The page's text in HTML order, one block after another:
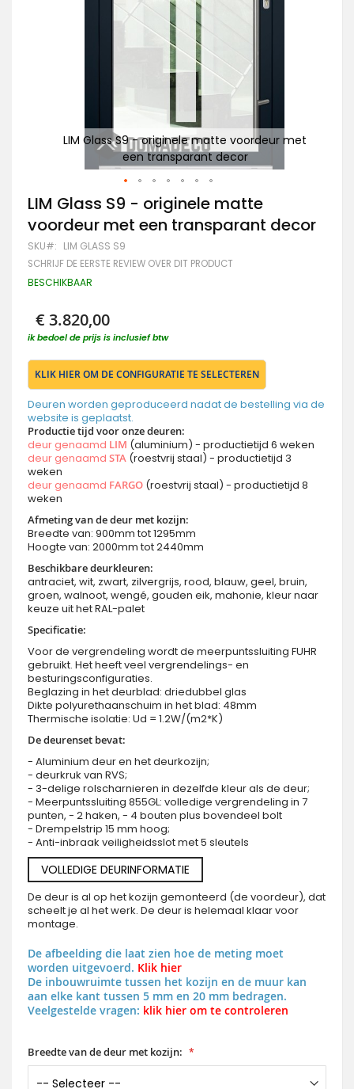
LIM Glass S9 - originele matte voordeur met
een transparant decor
Ga
naar
het
begin
van
de
afbeeldingen-
LIM Glass S9 - originele matte
voordeur met een transparant decor
SKU LIM GLASS S9
SCHRIJF DE EERSTE REVIEW OVER DIT PRODUCT
BESCHIKBAAR
€ 3.820,00
ik bedoel de prijs is inclusief btw
KLIK HIER OM DE CONFIGURATIE TE SELECTEREN
Deuren worden geproduceerd nadat de bestelling via de
website is geplaatst.
Productie tijd voor onze deuren:
deur genaamd LIM (aluminium) - productietijd 6 weken
deur genaamd STA (roestvrij staal) - productietijd 3
weken
deur genaamd FARGO (roestvrij staal) - productietijd 8
weken
Afmeting van de deur met kozijn:
Breedte van: 900mm tot 1295mm
Hoogte van: 2000mm tot 2440mm
Beschikbare deurkleuren:
antraciet, wit, zwart, zilvergrijs, rood, blauw, geel, bruin,
groen, walnoot, wengé, gouden eik, mahonie, kleur naar
keuze uit het RAL-palet
Specificatie:
Voor de vergrendeling wordt de meerpuntssluiting FUHR
gebruikt. Het heeft veel vergrendelings- en
besturingsconfiguraties.
Beglazing in het deurblad: driedubbel glas
Dikte polyurethaanschuim in het blad: 48mm
Thermische isolatie: Ud = 1.2W/(m2*K)
De deurenset bevat:
- Aluminium deur en het deurkozijn;
- deurkruk van RVS;
- 3-delige rolscharnieren in dezelfde kleur als de deur;
- Meerpuntssluiting 855GL: volledige vergrendeling in 7
punten, - 2 haken, - 4 bouten plus bovendeel bolt
- Drempelstrip 15 mm hoog;
- Anti-inbraak veiligheidsslot met 5 sleutels
VOLLEDIGE DEURINFORMATIE
De deur is al op het kozijn gemonteerd (de voordeur), dat
scheelt je al het werk. De deur is helemaal klaar voor
montage.
De afbeelding die laat zien hoe de meting moet
worden uitgevoerd. Klik hier
De inbouwruimte tussen het kozijn en de muur kan
aan elke kant tussen 5 mm en 20 mm bedragen.
Veelgestelde vragen: klik hier om te controleren
Breedte van de deur met kozijn: